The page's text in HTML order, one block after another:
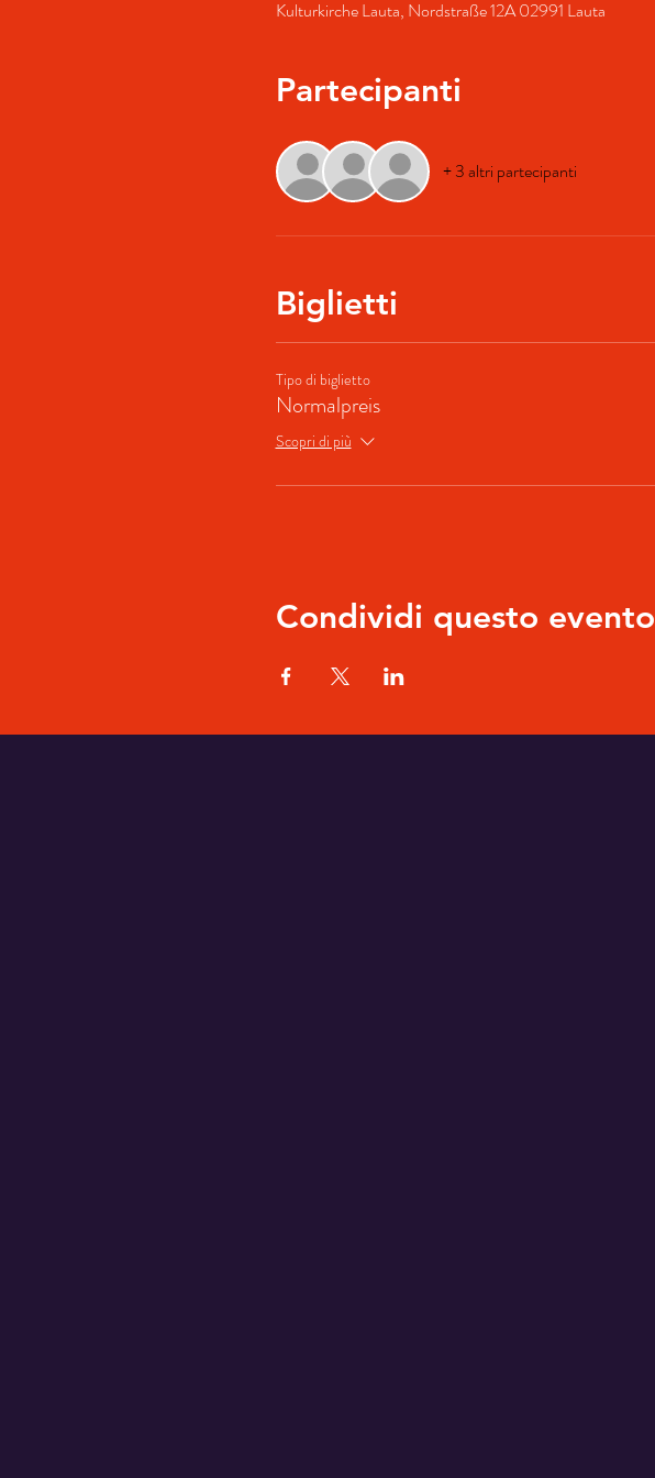
Kulturkirche Lauta, Nordstraße 12A 02991 Lauta
Partecipanti
+ 3 altri partecipanti
Biglietti
Tipo di biglietto
Normalpreis
Scopri di più
Condividi questo evento